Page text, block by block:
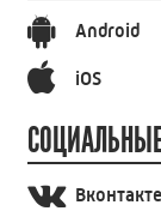
Android
iOS
Вконтакте